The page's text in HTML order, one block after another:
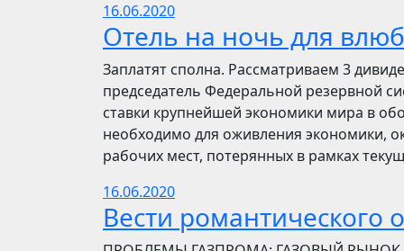
16.06.2020
Отель на ночь для
Заплатят сполна. Рассматриваем 3
председатель Федеральной резервной
ставки крупнейшей экономики мира в
необходимо для оживления экономики,
рабочих мест, потерянных в рамках
16.06.2020
Вести романтического